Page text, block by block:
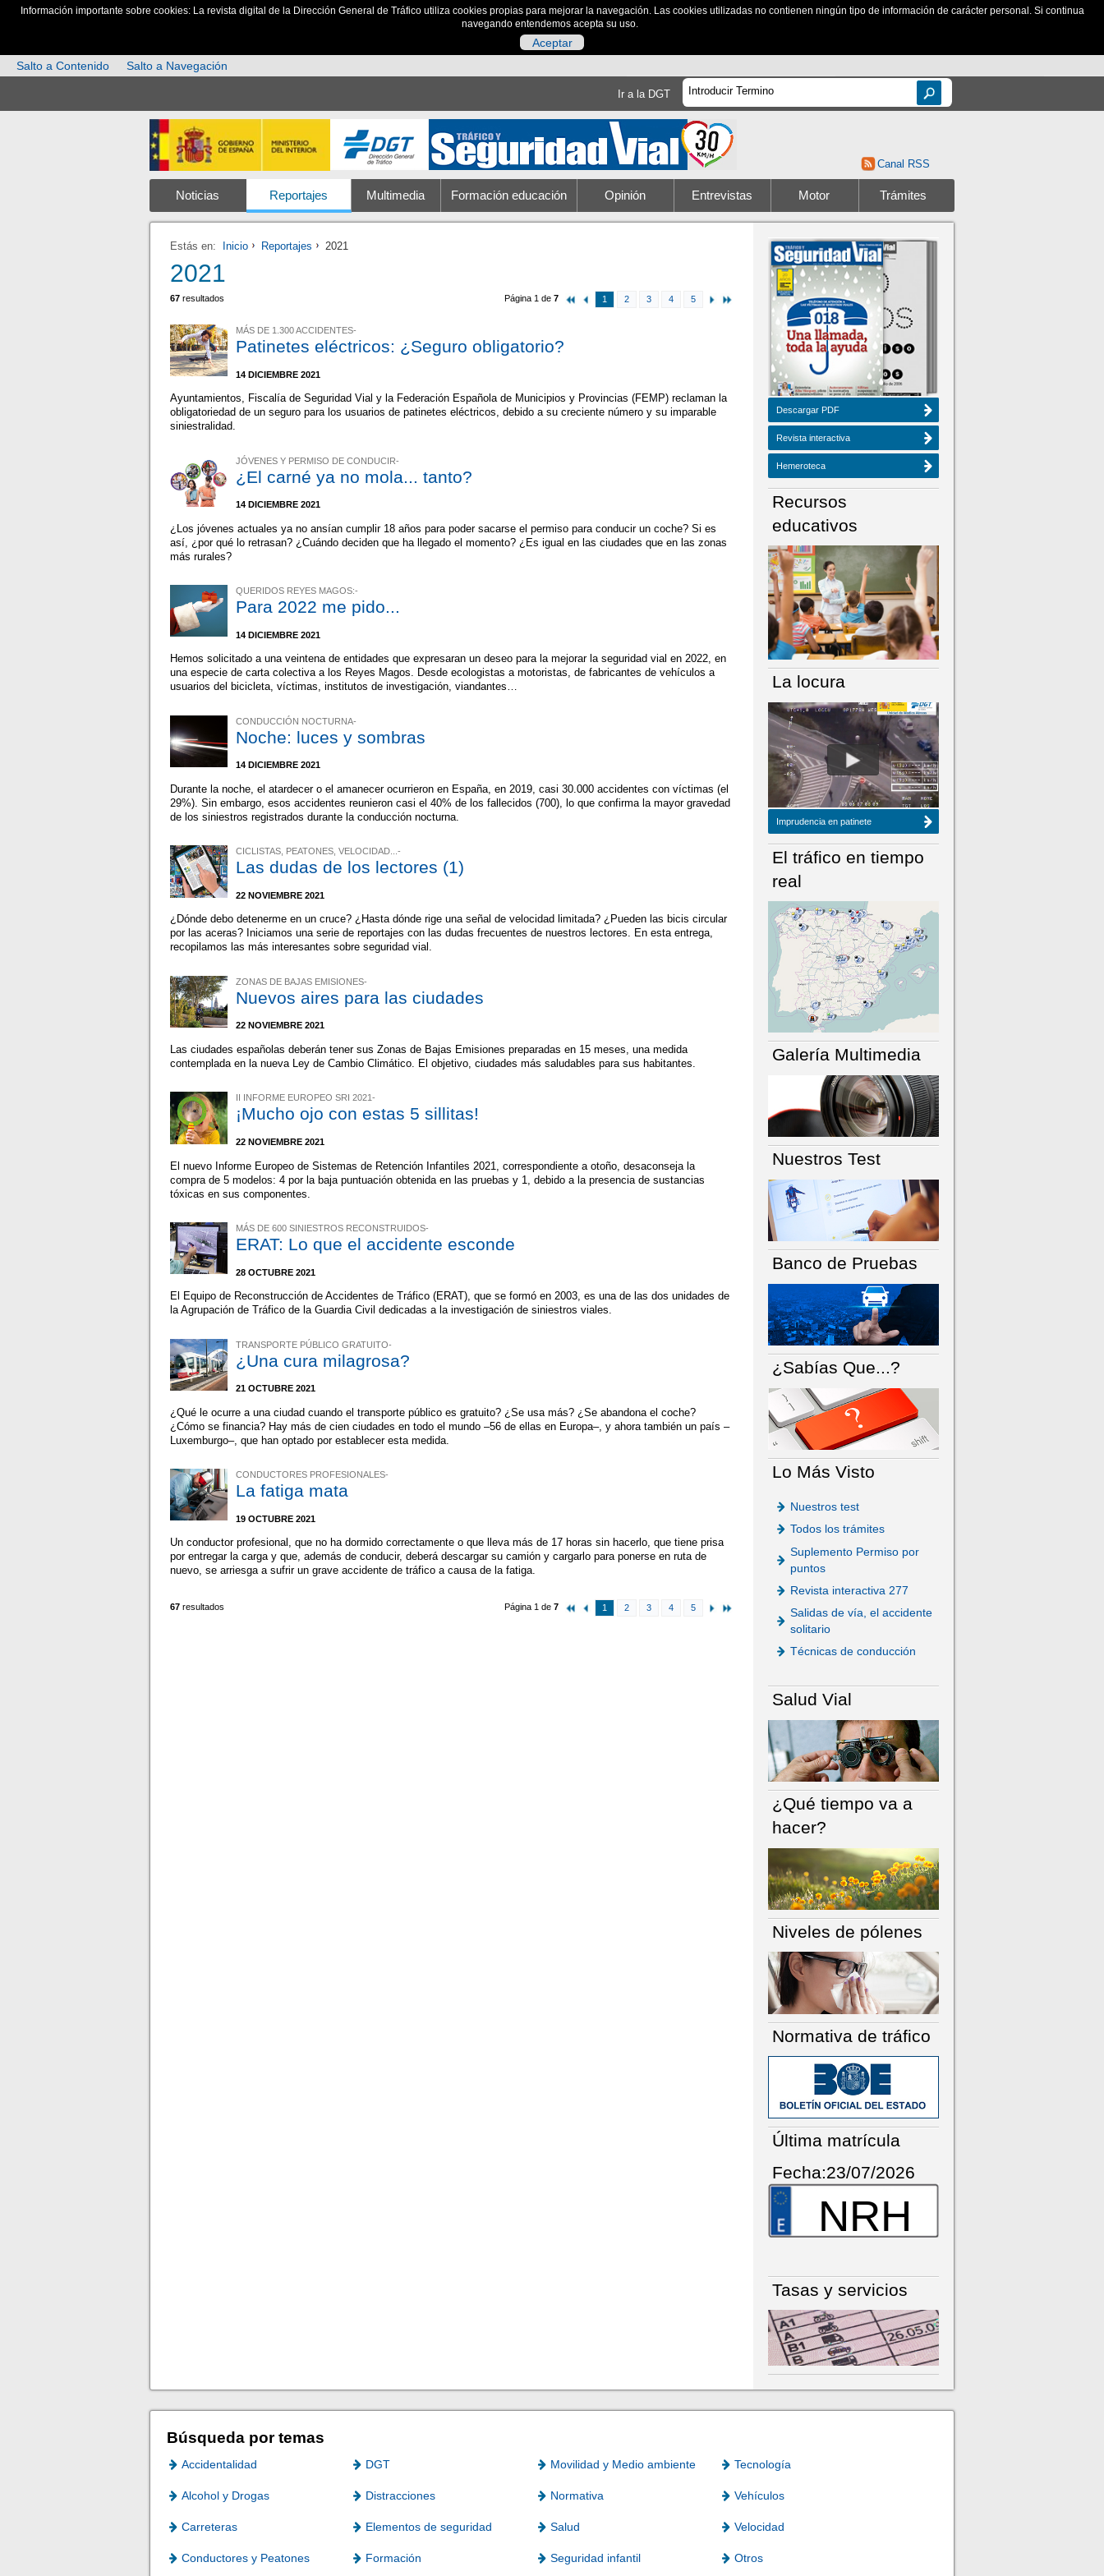
Información importante sobre cookies: La revista digital de la Dirección General de Tráfico utiliza cookies propias para mejorar la navegación. Las cookies utilizadas no contienen ningún tipo de información de carácter personal. Si continua
navegando entendemos acepta su uso.
Aceptar
Salto a Contenido
Salto a Navegación
Ir a la DGT
Canal RSS
Noticias Reportajes Multimedia Formación educación Opinión Entrevistas Motor Trámites
Estás en: Inicio Reportajes 2021
2021
67 resultados Página 1 de7 1 2 3 4 5
MÁS DE 1.300 ACCIDENTES-
Patinetes eléctricos: ¿Seguro obligatorio?
14 DICIEMBRE 2021
Ayuntamientos, Fiscalía de Seguridad Vial y la Federación Española de Municipios y Provincias (FEMP) reclaman la
obligatoriedad de un seguro para los usuarios de patinetes eléctricos, debido a su creciente número y su imparable
siniestralidad.
JÓVENES Y PERMISO DE CONDUCIR-
¿El carné ya no mola... tanto?
14 DICIEMBRE 2021
¿Los jóvenes actuales ya no ansían cumplir 18 años para poder sacarse el permiso para conducir un coche? Si es
así, ¿por qué lo retrasan? ¿Cuándo deciden que ha llegado el momento? ¿Es igual en las ciudades que en las zonas
más rurales?
QUERIDOS REYES MAGOS:-
Para 2022 me pido...
14 DICIEMBRE 2021
Hemos solicitado a una veintena de entidades que expresaran un deseo para la mejorar la seguridad vial en 2022, en
una especie de carta colectiva a los Reyes Magos. Desde ecologistas a motoristas, de fabricantes de vehículos a
usuarios del bicicleta, víctimas, institutos de investigación, viandantes…
CONDUCCIÓN NOCTURNA-
Noche: luces y sombras
14 DICIEMBRE 2021
Durante la noche, el atardecer o el amanecer ocurrieron en España, en 2019, casi 30.000 accidentes con víctimas (el
29%). Sin embargo, esos accidentes reunieron casi el 40% de los fallecidos (700), lo que confirma la mayor gravedad
de los siniestros registrados durante la conducción nocturna.
CICLISTAS, PEATONES, VELOCIDAD...-
Las dudas de los lectores (1)
22 NOVIEMBRE 2021
¿Dónde debo detenerme en un cruce? ¿Hasta dónde rige una señal de velocidad limitada? ¿Pueden las bicis circular
por las aceras? Iniciamos una serie de reportajes con las dudas frecuentes de nuestros lectores. En esta entrega,
recopilamos las más interesantes sobre seguridad vial.
ZONAS DE BAJAS EMISIONES-
Nuevos aires para las ciudades
22 NOVIEMBRE 2021
Las ciudades españolas deberán tener sus Zonas de Bajas Emisiones preparadas en 15 meses, una medida
contemplada en la nueva Ley de Cambio Climático. El objetivo, ciudades más saludables para sus habitantes.
II INFORME EUROPEO SRI 2021-
¡Mucho ojo con estas 5 sillitas!
22 NOVIEMBRE 2021
El nuevo Informe Europeo de Sistemas de Retención Infantiles 2021, correspondiente a otoño, desaconseja la
compra de 5 modelos: 4 por la baja puntuación obtenida en las pruebas y 1, debido a la presencia de sustancias
tóxicas en sus componentes.
MÁS DE 600 SINIESTROS RECONSTRUIDOS-
ERAT: Lo que el accidente esconde
28 OCTUBRE 2021
El Equipo de Reconstrucción de Accidentes de Tráfico (ERAT), que se formó en 2003, es una de las dos unidades de
la Agrupación de Tráfico de la Guardia Civil dedicadas a la investigación de siniestros viales.
TRANSPORTE PÚBLICO GRATUITO-
¿Una cura milagrosa?
21 OCTUBRE 2021
¿Qué le ocurre a una ciudad cuando el transporte público es gratuito? ¿Se usa más? ¿Se abandona el coche?
¿Cómo se financia? Hay más de cien ciudades en todo el mundo –56 de ellas en Europa–, y ahora también un país –
Luxemburgo–, que han optado por establecer esta medida.
CONDUCTORES PROFESIONALES-
La fatiga mata
19 OCTUBRE 2021
Un conductor profesional, que no ha dormido correctamente o que lleva más de 17 horas sin hacerlo, que tiene prisa
por entregar la carga y que, además de conducir, deberá descargar su camión y cargarlo para ponerse en ruta de
nuevo, se arriesga a sufrir un grave accidente de tráfico a causa de la fatiga.
67 resultados Página 1 de7 1 2 3 4 5
NÚMERO ACTUAL HEMEROTECA
Descargar PDF
Revista interactiva
Hemeroteca
Recursos
educativos
La locura
Imprudencia en patinete
El tráfico en tiempo
real
Galería Multimedia
Nuestros Test
Banco de Pruebas
¿Sabías Que...?
Lo Más Visto
Nuestros test
Todos los trámites
Suplemento Permiso por
puntos
Revista interactiva 277
Salidas de vía, el accidente
solitario
Técnicas de conducción
Salud Vial
¿Qué tiempo va a
hacer?
Niveles de pólenes
Normativa de tráfico
Última matrícula
Fecha:23/07/2026
NRH
Tasas y servicios
Búsqueda por temas
Accidentalidad DGT Movilidad y Medio ambiente Tecnología
Alcohol y Drogas Distracciones Normativa Vehículos
Carreteras Elementos de seguridad Salud Velocidad
Conductores y Peatones Formación Seguridad infantil Otros